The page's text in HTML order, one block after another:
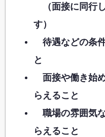
（面接に同行
す）
待遇などの条
と
面接や働き始
らえること
職場の雰囲気
らえること